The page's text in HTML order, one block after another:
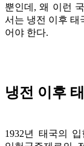
뿐인데, 왜 이런
서는 냉전 이후 태
어야 한다.
냉전 이후
1932년 태국의